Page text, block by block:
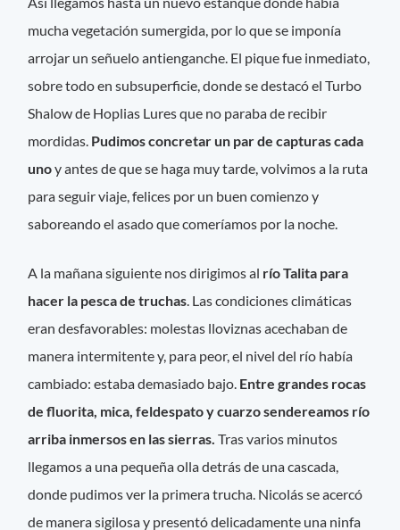
mucha vegetación sumergida, por lo que se imponía
arrojar un señuelo antienganche. El pique fue inmediato,
sobre todo en subsuperficie, donde se destacó el Turbo
Shalow de Hoplias Lures que no paraba de recibir
mordidas. Pudimos concretar un par de capturas cada
unoy antes de que se haga muy tarde, volvimos a la ruta
para seguir viaje, felices por un buen comienzo y
saboreando el asado que comeríamos por la noche.
A la mañana siguiente nos dirigimos al río Talita para
hacer la pesca de truchas . Las condiciones climáticas
eran desfavorables: molestas lloviznas acechaban de
manera intermitente y, para peor, el nivel del río había
cambiado: estaba demasiado bajo. Entre grandes rocas
de fluorita, mica, feldespato y cuarzo sendereamos río
arriba inmersos en las sierras. Tras varios minutos
llegamos a una pequeña olla detrás de una cascada,
donde pudimos ver la primera trucha. Nicolás se acercó
de manera sigilosa y presentó delicadamente una ninfa